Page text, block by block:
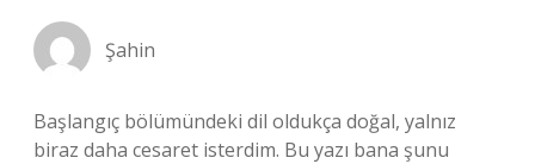
Şahin
Başlangıç bölümündeki dil oldukça doğal, yalnız
biraz daha cesaret isterdim. Bu yazı bana şunu